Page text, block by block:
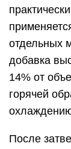
отдельных
добавка
14% от
горячей
После